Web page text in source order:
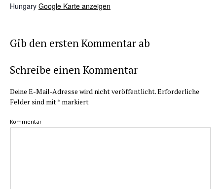
Hungary Google Karte anzeigen
Gib den ersten Kommentar ab
Schreibe einen Kommentar
Deine E-Mail-Adresse wird nicht veröffentlicht.Erforderliche
Felder sind mit* markiert
Kommentar